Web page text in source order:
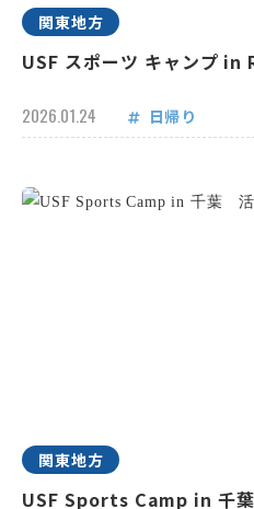
関東地方
USF スポーツ キャンプ
2026.01.24 日帰り
関東地方
USF Sports Camp in 千